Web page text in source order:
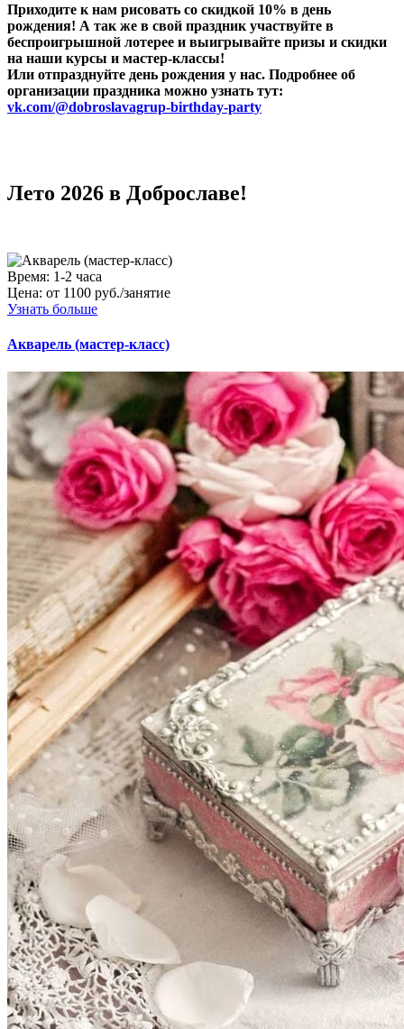
Приходите к нам рисовать со скидкой 10% в день
рождения! А так же в свой праздник участвуйте в
беспроигрышной лотерее и выигрывайте призы и скидки
на наши курсы и мастер-классы!
Или отпразднуйте день рождения у нас. Подробнее об
организации праздника можно узнать тут:
vk.com/@dobroslavagrup-birthday-party
Лето 2026 в Доброславе!
Время: 1-2 часа
Цена: от 1100 руб./занятие
Узнать больше
Акварель (мастер-класс)